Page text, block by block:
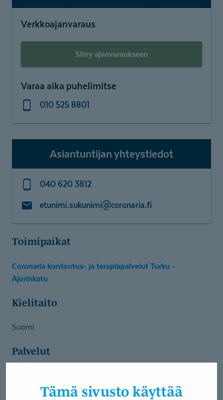
Tämä sivusto käyttää
Verkkoajanvaraus
Siirry ajanvaraukseen
Varaa aika puhelimitse
010 525 8801
Asiantuntijan yhteystiedot
040 620 3812
etunimi.sukunimi@coronaria.fi
Toimipaikat
Coronaria kuntoutus- ja terapiapalvelut Turku -
Ajurinkatu
Kielitaito
Suomi
Palvelut
Kelan vaativa lääkinnällinen kuntoutus